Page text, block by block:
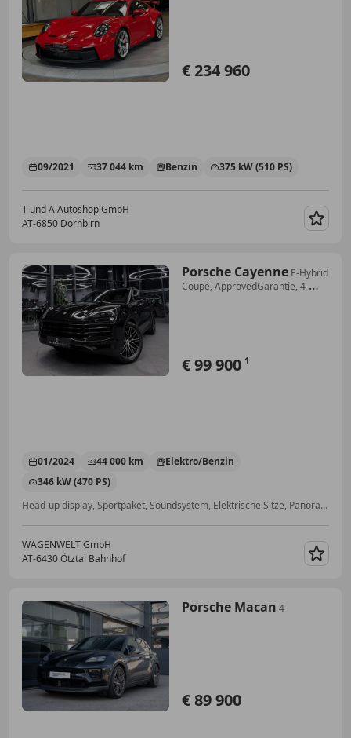
€ 234 960
09/2021 37 044 km Benzin 375 kW (510 PS)
T und A Autoshop GmbH
AT-6850 Dornbirn
Porsche Cayenne E-Hybrid
Coupé, ApprovedGarantie, 4-
€ 99 900 1
01/2024 44 000 km
Elektro/Benzin
346 kW (470 PS)
Head-up display, Sportpaket, Soundsystem, Elektrische Sitze, Panoramadach, Beheizbares Lenkrad, Sommerreifen, Induktionsladen für Smartphones
WAGENWELT GmbH
AT-6430 Ötztal Bahnhof
Porsche Macan 4
€ 89 900